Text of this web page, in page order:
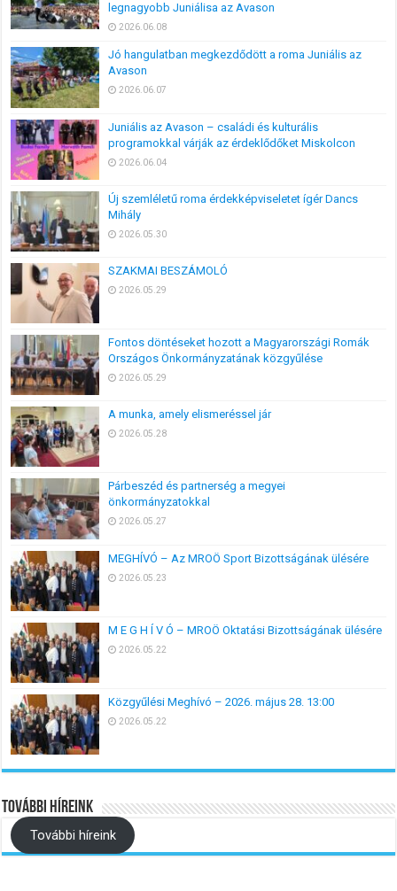
legnagyobb Juniálisa az Avason
2026.06.08
Jó hangulatban megkezdődött a roma Juniális az
Avason
2026.06.07
Juniális az Avason – családi és kulturális
programokkal várják az érdeklődőket Miskolcon
2026.06.04
Új szemléletű roma érdekképviseletet ígér Dancs
Mihály
2026.05.30
SZAKMAI BESZÁMOLÓ
2026.05.29
Fontos döntéseket hozott a Magyarországi Romák
Országos Önkormányzatának közgyűlése
2026.05.29
A munka, amely elismeréssel jár
2026.05.28
Párbeszéd és partnerség a megyei
önkormányzatokkal
2026.05.27
MEGHÍVÓ – Az MROÖ Sport Bizottságának ülésére
2026.05.23
M E G H Í V Ó – MROÖ Oktatási Bizottságának ülésére
2026.05.22
Közgyűlési Meghívó – 2026. május 28. 13:00
2026.05.22
További híreink
További híreink